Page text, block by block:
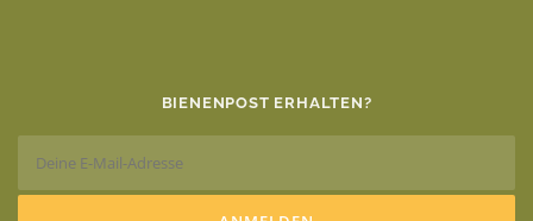
BIENENPOST ERHALTEN?